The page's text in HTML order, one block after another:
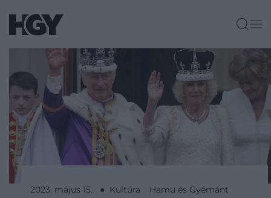
2023. május 15. ● Kultúra Hamu és Gyémánt